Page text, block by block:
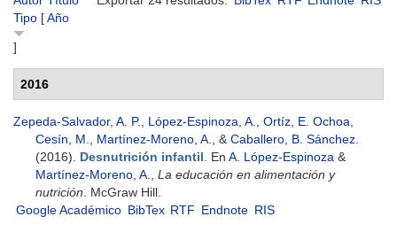
Tipo [Año
]
2016
Zepeda-Salvador, A. P. López-Espinoza, A. Ortíz, E. Ochoa
Cesín, M.
Martínez-Moreno, A. , & Caballero, B. Sánchez
(2016). Desnutrición infantil . En A. López-Espinoza &
Martínez-Moreno, A.
La educación en alimentación y
nutrición . McGraw Hill.
Google Académico BibTex RTF Endnote RIS